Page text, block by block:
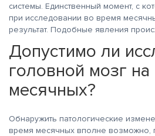
системы. Единственный момент, с
при исследовании во время
результат. Подобные явления
Допустимо ли
головной мозг
месячных?
Обнаружить патологические
время месячных вполне возможно,